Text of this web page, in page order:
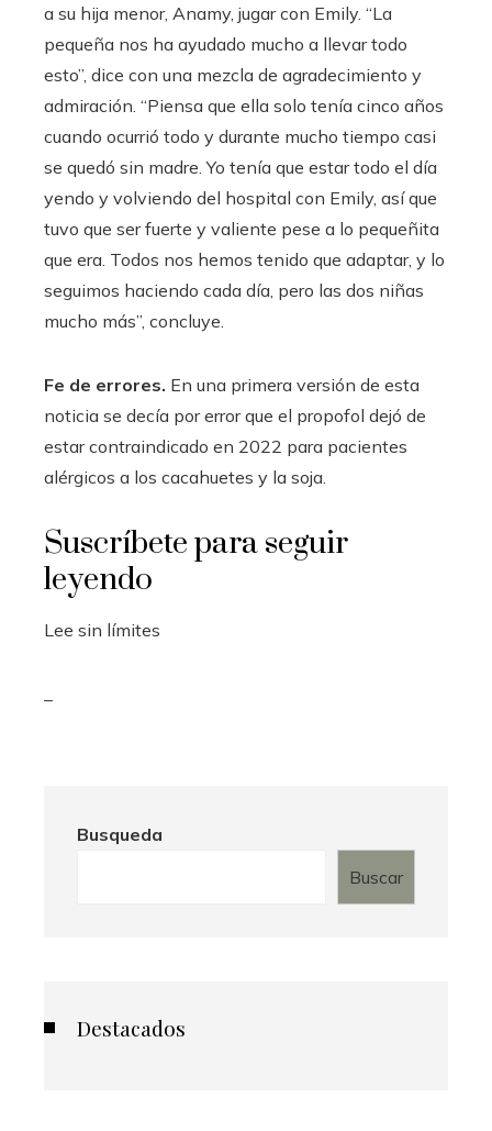
a su hija menor, Anamy, jugar con Emily. “La
pequeña nos ha ayudado mucho a llevar todo
esto”, dice con una mezcla de agradecimiento y
admiración. “Piensa que ella solo tenía cinco años
cuando ocurrió todo y durante mucho tiempo casi
se quedó sin madre. Yo tenía que estar todo el día
yendo y volviendo del hospital con Emily, así que
tuvo que ser fuerte y valiente pese a lo pequeñita
que era. Todos nos hemos tenido que adaptar, y lo
seguimos haciendo cada día, pero las dos niñas
mucho más”, concluye.
Fe de errores. En una primera versión de esta
noticia se decía por error que el propofol dejó de
estar contraindicado en 2022 para pacientes
alérgicos a los cacahuetes y la soja.
Suscríbete para seguir
leyendo
Lee sin límites
Busqueda
Buscar
Destacados